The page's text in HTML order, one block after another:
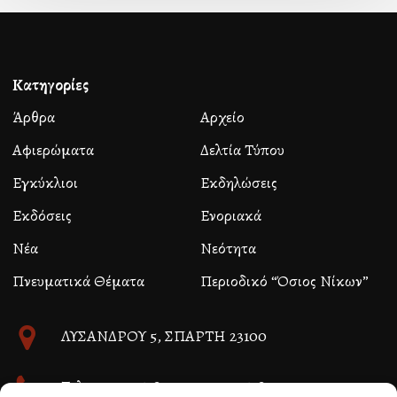
Κατηγορίες
Άρθρα
Αρχείο
Αφιερώματα
Δελτία Τύπου
Εγκύκλιοι
Εκδηλώσεις
Εκδόσεις
Ενοριακά
Νέα
Νεότητα
Πνευματικά Θέματα
Περιοδικό “Όσιος Νίκων”
ΛΥΣΑΝΔΡΟΥ 5, ΣΠΑΡΤΗ 23100
Τηλ. 27310 26580 και 27310 26581